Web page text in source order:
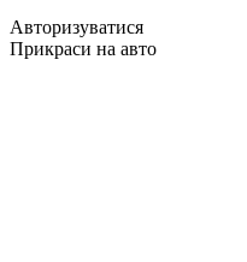
Авторизуватися
Прикраси на авто